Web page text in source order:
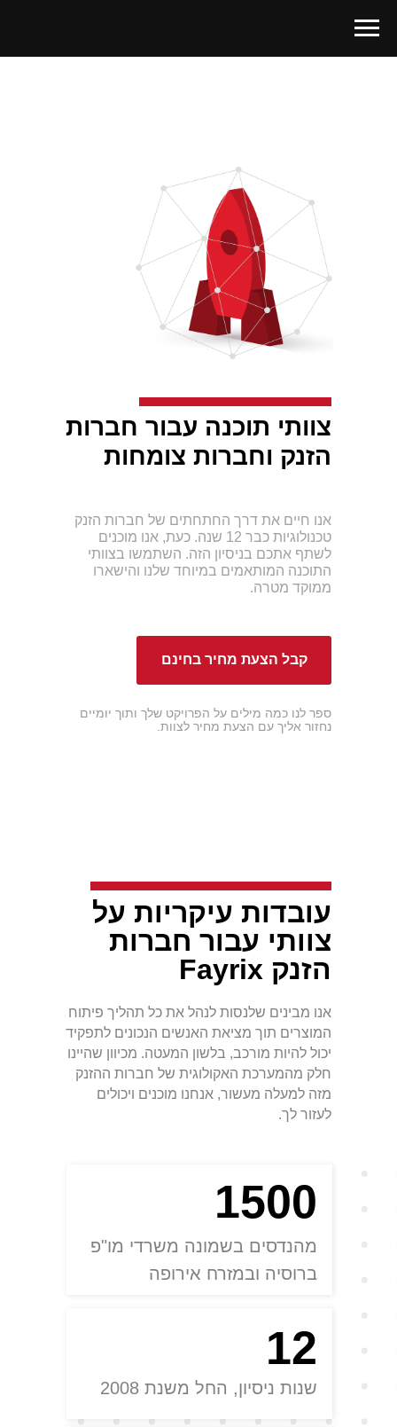
צוותי תוכנה עבור חברות
הזנק וחברות צומחות
אנו חיים את דרך החתחתים של חברות הזנק
טכנולוגיות כבר 12 שנה. כעת, אנו מוכנים
לשתף אתכם בניסיון הזה. השתמשו בצוותי
התוכנה המותאמים במיוחד שלנו והישארו
ממוקד מטרה.
קבל הצעת מחיר בחינם
ספר לנו כמה מילים על הפרויקט שלך ותוך יומיים
נחזור אליך עם הצעת מחיר לצוות.
אנו מבינים שלנסות לנהל את כל תהליך פיתוח
המוצרים תוך מציאת האנשים הנכונים לתפקיד
יכול להיות מורכב, בלשון המעטה. מכיוון שהיינו
חלק מהמערכת האקולוגית של חברות ההזנק
מזה למעלה מעשור, אנחנו מוכנים ויכולים
לעזור לך.
עובדות עיקריות על
צוותי עבור חברות
הזנק Fayrix
מהנדסים בשמונה משרדי מו"פ
ברוסיה ובמזרח אירופה
שנות ניסיון, החל משנת 2008
1500
12